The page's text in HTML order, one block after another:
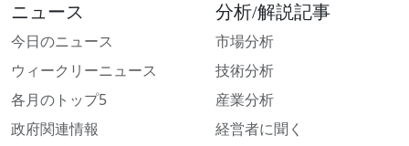
ニュース
今日のニュース
ウィークリーニュース
各月のトップ5
政府関連情報
分析/解説記事
市場分析
技術分析
産業分析
経営者に聞く